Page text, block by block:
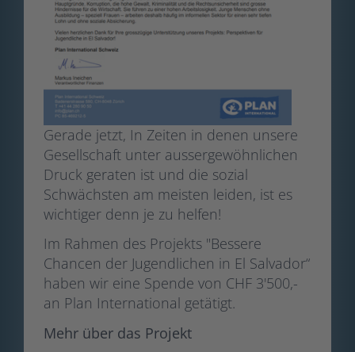
Gerade jetzt, In Zeiten in denen unsere
Gesellschaft unter aussergewöhnlichen
Druck geraten ist und die sozial
Schwächsten am meisten leiden, ist es
wichtiger denn je zu helfen!
Im Rahmen des Projekts "Bessere
Chancen der Jugendlichen in El Salvador“
haben wir eine Spende von CHF 3'500,-
an Plan International getätigt.
Mehr über das Projekt